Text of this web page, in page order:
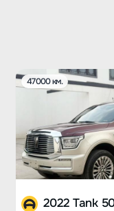
47000 км.
2022 Tank